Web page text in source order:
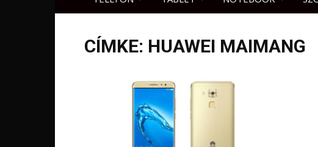
CÍMKE: HUAWEI MAIMANG